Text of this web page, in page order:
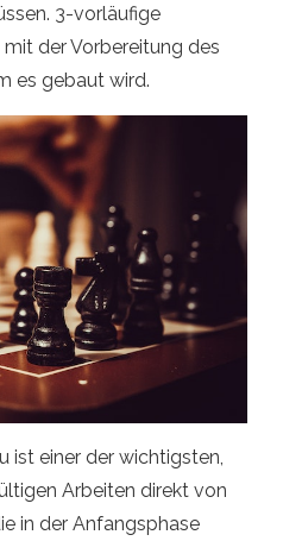
3-vorläufige
der Vorbereitung des
es gebaut wird.
ist einer der wichtigsten,
Arbeiten direkt von
in der Anfangsphase